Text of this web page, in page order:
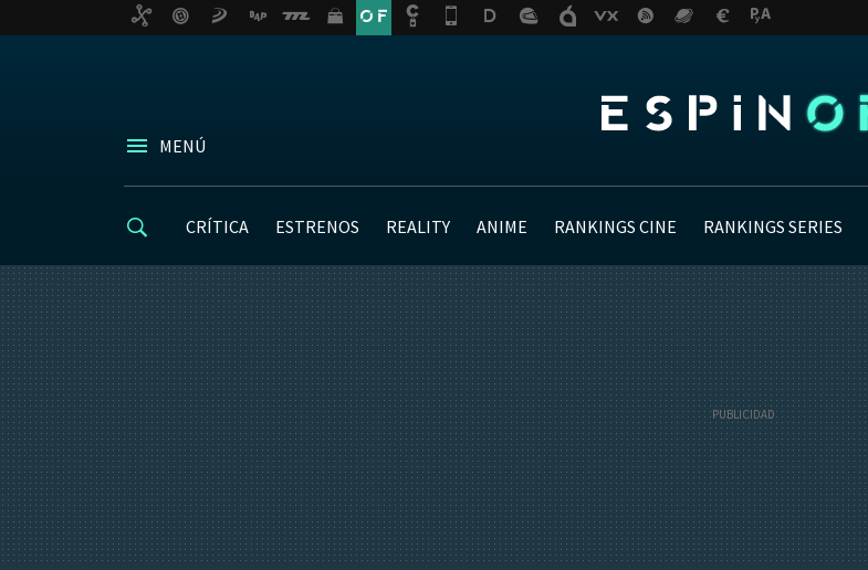
MENÚ
CRÍTICA ESTRENOS REALITY ANIME RANKINGS CINE RANKINGS SERIES